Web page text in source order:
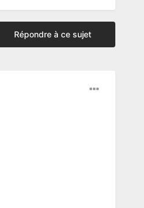
Répondre à ce sujet